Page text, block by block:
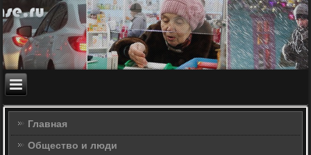
Главная
Общество и люди